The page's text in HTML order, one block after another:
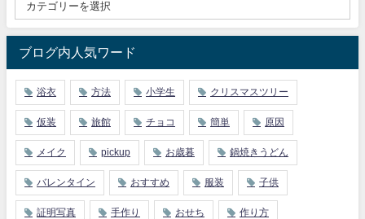
ブログ内人気ワード
浴衣 方法 小学生 クリスマスツリー
仮装 旅館 チョコ 簡単 原因
メイク pickup お歳暮 鍋焼きうどん
バレンタイン おすすめ 服装 子供
証明写真 手作り おせち 作り方